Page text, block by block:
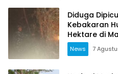
Diduga
Kebakaran
Hektare di
Dipadamkan
News 7